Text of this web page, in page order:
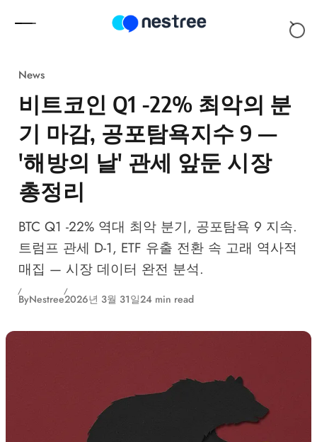
News
비트코인 Q1 -22% 최악의 분
기 마감, 공포탐욕지수 9 —
'해방의 날' 관세 앞둔 시장
총정리
BTC Q1 -22% 역대 최악 분기, 공포탐욕 9 지속.
트럼프 관세 D-1, ETF 유출 전환 속 고래 역사적
매집 — 시장 데이터 완전 분석.
ByNestree2026년 3월 31일24 min read